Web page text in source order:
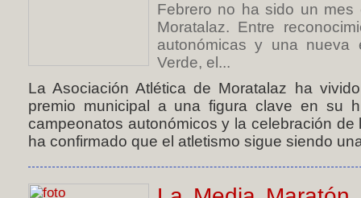
Febrero no ha sido un mes
Moratalaz. Entre
autonómicas y una
Verde, el...
La Asociación Atlética de Moratalaz ha
premio municipal a una figura clave en su
campeonatos autonómicos y la celebración de
ha confirmado que el atletismo sigue siendo